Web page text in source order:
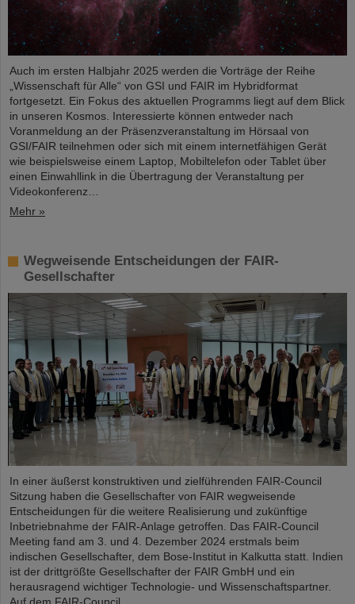
Auch im ersten Halbjahr 2025 werden die Vorträge der Reihe
„Wissenschaft für Alle“ von GSI und FAIR im Hybridformat
fortgesetzt. Ein Fokus des aktuellen Programms liegt auf dem Blick
in unseren Kosmos. Interessierte können entweder nach
Voranmeldung an der Präsenzveranstaltung im Hörsaal von
GSI/FAIR teilnehmen oder sich mit einem internetfähigen Gerät
wie beispielsweise einem Laptop, Mobiltelefon oder Tablet über
einen Einwahllink in die Übertragung der Veranstaltung per
Videokonferenz…
Mehr »
Wegweisende Entscheidungen der FAIR-
Gesellschafter
In einer äußerst konstruktiven und zielführenden FAIR-Council
Sitzung haben die Gesellschafter von FAIR wegweisende
Entscheidungen für die weitere Realisierung und zukünftige
Inbetriebnahme der FAIR-Anlage getroffen. Das FAIR-Council
Meeting fand am 3. und 4. Dezember 2024 erstmals beim
indischen Gesellschafter, dem Bose-Institut in Kalkutta statt. Indien
ist der drittgrößte Gesellschafter der FAIR GmbH und ein
herausragend wichtiger Technologie- und Wissenschaftspartner.